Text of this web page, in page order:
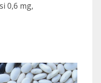
0,6 mg,